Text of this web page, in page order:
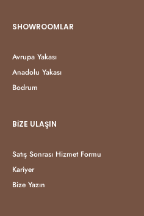
SHOWROOMLAR
Avrupa Yakası
Anadolu Yakası
Bodrum
BIZE ULAŞIN
Satış Sonrası Hizmet Formu
Kariyer
Bize Yazın